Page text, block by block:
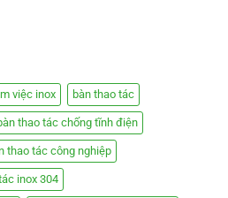
việc inox bàn thao tác
thao tác chống tĩnh điện
thao tác công nghiệp
inox 304